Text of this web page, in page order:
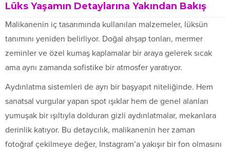
Lüks Yaşamın Detaylarına Yakından Bakış
Malikanenin iç tasarımında kullanılan malzemeler, lüksün
tanımını yeniden belirliyor. Doğal ahşap tonları, mermer
zeminler ve özel kumaş kaplamalar bir araya gelerek sıcak
ama aynı zamanda sofistike bir atmosfer yaratıyor.
Aydınlatma sistemleri de ayrı bir başyapıt niteliğinde. Hem
sanatsal vurgular yapan spot ışıklar hem de genel alanları
yumuşak bir ışıltıyla dolduran gizli aydınlatmalar, mekanlara
derinlik katıyor. Bu detaycılık, malikanenin her zaman
fotoğraf çekilmeye değer, Instagram’a yakışır bir fon olmasını